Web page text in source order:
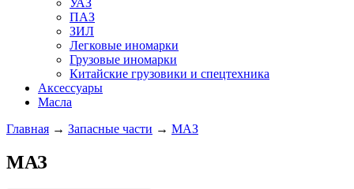
УАЗ
ПАЗ
ЗИЛ
Легковые иномарки
Грузовые иномарки
Китайские грузовики и спецтехника
Аксессуары
Масла
Главная → Запасные части → МАЗ
МАЗ